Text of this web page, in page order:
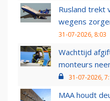
Rusland trekt
wegens
31-07-2026, 8:03
Wachttijd
monteurs
31-07-2026,
MAA houdt